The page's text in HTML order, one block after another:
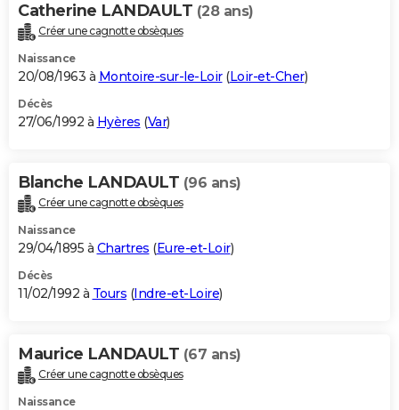
Catherine LANDAULT (28 ans)
Créer une cagnotte obsèques
Naissance
20/08/1963 à Montoire-sur-le-Loir(Loir-et-Cher)
Décès
27/06/1992 à Hyères (Var)
Blanche LANDAULT (96 ans)
Créer une cagnotte obsèques
Naissance
29/04/1895 à Chartres (Eure-et-Loir)
Décès
11/02/1992 à Tours (Indre-et-Loire)
Maurice LANDAULT (67 ans)
Créer une cagnotte obsèques
Naissance